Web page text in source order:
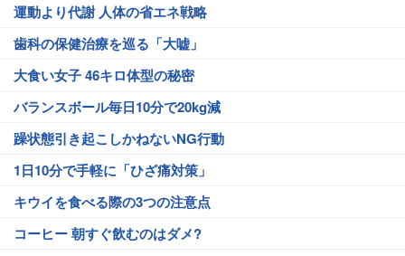
運動より代謝 人体の省エネ戦略
歯科の保健治療を巡る「大嘘」
大食い女子 46キロ体型の秘密
バランスボール毎日10分で20kg減
躁状態引き起こしかねないNG行動
1日10分で手軽に「ひざ痛対策」
キウイを食べる際の3つの注意点
コーヒー 朝すぐ飲むのはダメ?